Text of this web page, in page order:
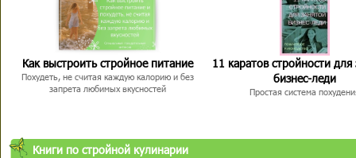
Как выстроить стройное питание
Похудеть, не считая каждую калорию и без
запрета любимых вкусностей
11 каратов стройности для
бизнес-леди
Простая система
Книги по стройной кулинарии